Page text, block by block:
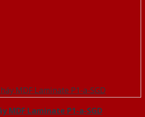
MDF Laminate P1-a-SGD